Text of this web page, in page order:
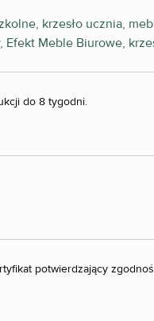
do 8 tygodni.
potwierdzający